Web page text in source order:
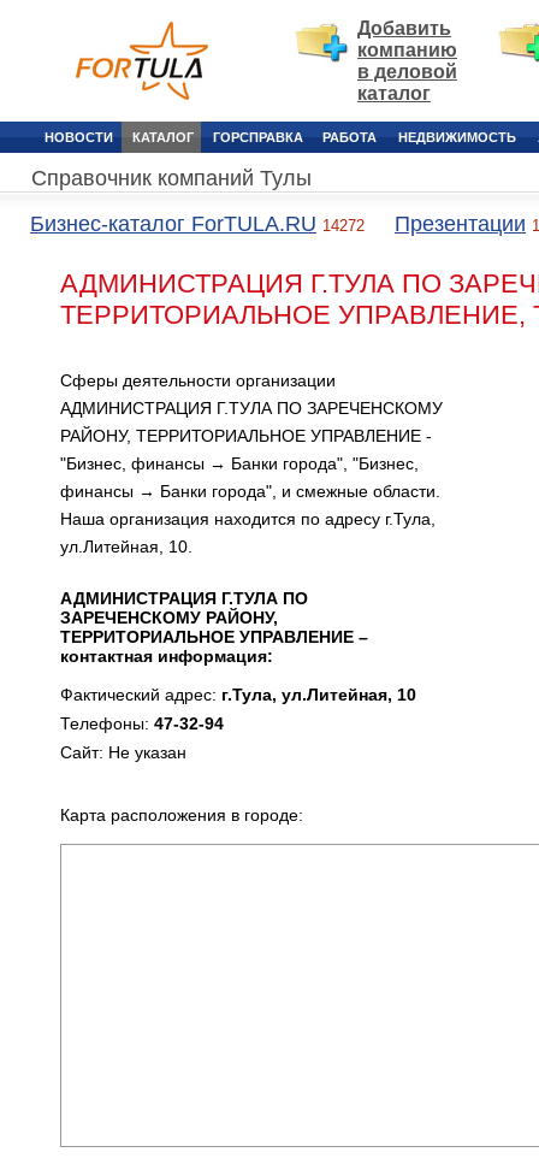
Добавить
компанию
в деловой
каталог
НОВОСТИ КАТАЛОГ ГОРСПРАВКА РАБОТА НЕДВИЖИМОСТЬ
Справочник компаний Тулы
Бизнес-каталог ForTULA.RU 14272 Презентации
АДМИНИСТРАЦИЯ Г.ТУЛА ПО
ТЕРРИТОРИАЛЬНОЕ УПРАВЛЕНИЕ,
Сферы деятельности организации
АДМИНИСТРАЦИЯ Г.ТУЛА ПО ЗАРЕЧЕНСКОМУ
РАЙОНУ, ТЕРРИТОРИАЛЬНОЕ УПРАВЛЕНИЕ -
"Бизнес, финансы → Банки города", "Бизнес,
финансы → Банки города", и смежные области.
Наша организация находится по адресу г.Тула,
ул.Литейная, 10.
АДМИНИСТРАЦИЯ Г.ТУЛА ПО
ЗАРЕЧЕНСКОМУ РАЙОНУ,
ТЕРРИТОРИАЛЬНОЕ УПРАВЛЕНИЕ –
контактная информация:
Фактический адрес: г.Тула, ул.Литейная, 10
Телефоны: 47-32-94
Сайт: Не указан
Карта расположения в городе: